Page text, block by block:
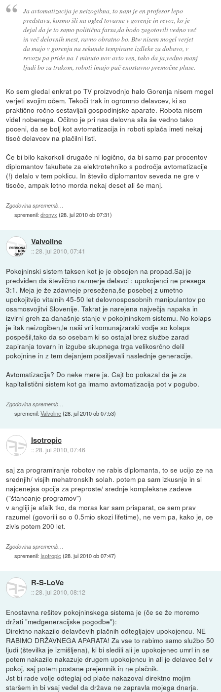
Ja avtomatizacija je neizogibna, to nam je en profesor lepo
predstavu, kosmo šli na ogled tovarne v gorenje in revoz, ko je
dejal da je to samo politična farsa,da bodo zagotovili vedno več
in več delovnih mest, ravno obratno bo. Btw nisem mogel verjet
da majo v gorenju na sekunde tempirane izdleke za dobavo, v
revozu pa pride na 1 minuto nov avto ven, tako da ja,vedno manj
ljudi bo za trakom, roboti imajo pač enostavno premočne pluse.
Ko sem gledal enkrat po TV proizvodnjo halo Gorenja nisem mogel
verjeti svojim očem. Tekoči trak in ogromno delavcev, ki so
praktično ročno sestavljali gospodinjske aparate. Robota nisem
videl nobenega. Očitno je pri nas delovna sila še vedno tako
poceni, da se bolj kot avtomatizacija in roboti splača imeti nekaj
tisoč delavcev na plačilni listi.
Če bi bilo kakorkoli drugače ni logično, da bi samo par procentov
diplomantov fakultete za elektrotehniko s področja avtomatizacije
(!) delalo v tem poklicu. In število diplomantov seveda ne gre v
tisoče, ampak letno morda nekaj deset ali še manj.
Zgodovina sprememb…
spremenil:dronyx (28. jul 2010 ob 07:31)
Valvoline
::28. jul 2010, 07:41
Pokojninski sistem taksen kot je je obsojen na propad.Saj je
predviden da številčno razmerje delavci : upokojenci ne presega
3:1. Meja je že zdavneje presežena,še posebej z umetno
upokojitvijo vitalnih 45-50 let delovnosposobnih manipulantov po
osamosvojitvi Slovenije. Takrat je narejena največja napaka in
izvirni greh za današnje stanje v pokojninskem sistemu. No kolaps
je itak neizogiben,le naši vrli komunajzarski vodje so kolaps
pospešil,tako da so osebam ki so ostajal brez službe zarad
zapiranja tovarn in izgube skupnega trga velikosrčno delil
pokojnine in z tem dejanjem posiljevali naslednje generacije.
Avtomatizacija? Do neke mere ja. Cajt bo pokazal da je za
kapitalistični sistem kot ga imamo avtomatizacija pot v pogubo.
Zgodovina sprememb…
spremenil:Valvoline(28. jul 2010 ob 07:53)
Isotropic
::28. jul 2010, 07:46
saj za programiranje robotov ne rabis diplomanta, to se ucijo ze na
srednjih/ visjih mehatronskih solah. potem pa sam izkusnje in si
najcenejsa opcija za preproste/ srednje kompleksne zadeve
("štancanje programov")
v angliji je afaik tko, da moras kar sam prisparat, ce sem prav
razumel (govorili so o 0.5mio skozi lifetime), ne vem pa, kako je, ce
zivis potem 200 let.
Zgodovina sprememb…
spremenil: Isotropic (28. jul 2010 ob 07:47)
R-S-LoVe
::28. jul 2010, 08:12
Enostavna rešitev pokojninskega sistema je (če se že moremo
držati "medgeneracijske pogodbe"):
Direktno nakazilo delavčevih plačnih odtegljajev upokojencu. NE
RABIMO DRŽAVNEGA APARATA! Za vse to rabimo samo službo 50
ljudi (številka je izmišljena), ki bi sledili ali je upokojenec umrl in se
potem nakazilo nakazuje drugem upokojencu in ali je delavec šel v
pokoj, saj potem postane prejemnik in ne plačnik.
Jst bi rade volje odteglaj od plače nakazoval direktno mojim
staršem in bi vsaj vedel da država ne zapravla mojega dnarja.